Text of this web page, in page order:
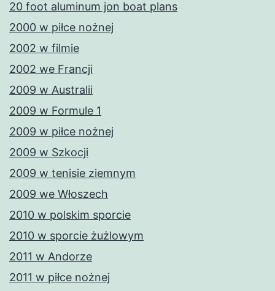
20 foot aluminum jon boat plans
2000 w piłce nożnej
2002 w filmie
2002 we Francji
2009 w Australii
2009 w Formule 1
2009 w piłce nożnej
2009 w Szkocji
2009 w tenisie ziemnym
2009 we Włoszech
2010 w polskim sporcie
2010 w sporcie żużlowym
2011 w Andorze
2011 w piłce nożnej